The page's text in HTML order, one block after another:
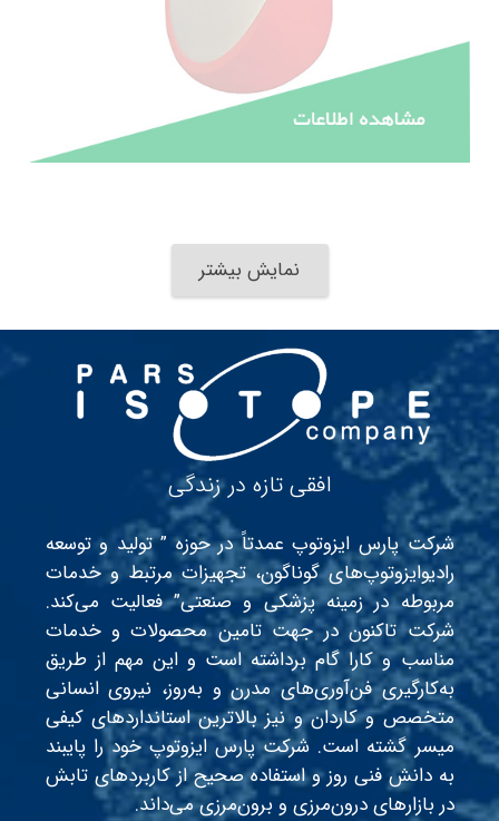
نمایش بیشتر
افقی تازه در زندگی
شرکت پارس ایزوتوپ عمدتاً در حوزه ” تولید و توسعه
رادیوایزوتوپ‌های گوناگون، تجهیزات مرتبط و خدمات
مربوطه در زمینه پزشکی و صنعتی” فعالیت می‌کند.
شرکت تاکنون در جهت تامین محصولات و خدمات
مناسب و کارا گام برداشته است و این مهم از طریق
به‌کارگیری فن‌آوری‌های مدرن و به‌روز، نیروی انسانی
متخصص و کاردان و نیز بالاترین استانداردهای کیفی
میسر گشته است. شرکت پارس ایزوتوپ خود را پایبند
به دانش فنی روز و استفاده صحیح از کاربردهای تابش
در بازارهای درون‌مرزی و برون‌مرزی می‌داند.